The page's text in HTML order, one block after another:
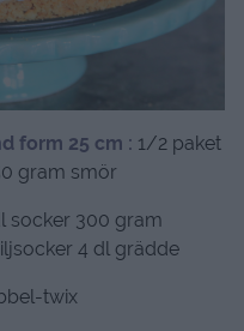
form 25 cm : 1/2 paket
gram smör
socker 300 gram
4 dl grädde
twix